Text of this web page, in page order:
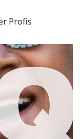
Profis